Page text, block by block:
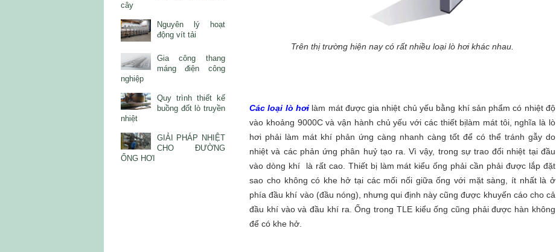
Trên thị trường hiện nay có rất nhiều loại lò hơi khác nhau.
Các loại lò hơi làm mát được gia nhiệt chủ yếu bằng khí sản phẩm có nhiệt độ
vào khoảng 9000C và vận hành chủ yếu với các thiết bịlàm mát tôi, nghĩa là lò
hơi phải làm mát khí phản ứng càng nhanh càng tốt để có thể tránh gẫy do
nhiệt và các phản ứng phân huỷ tạo ra. Vì vậy, trong sự trao đổi nhiệt tại đầu
vào dòng khí là rất cao. Thiết bị làm mát kiểu ống phải cần phải được lắp đặt
sao cho không có khe hở tại các mối nối giữa ống với mặt sàng, ít nhất là ở
phía đầu khí vào (đầu nóng), nhưng qui định này cũng được khuyến cáo cho cả
đầu khí vào và đầu khí ra. Ống trong TLE kiểu ống cũng phải được hàn không
để có khe hở.
cây
Nguyên lý hoạt
động vít tải
Gia công thang
máng điện công
nghiệp
Quy trình thiết kế
buồng đốt lò truyền
nhiệt
GIẢI PHÁP NHIỆT
CHO ĐƯỜNG
ỐNG HƠI